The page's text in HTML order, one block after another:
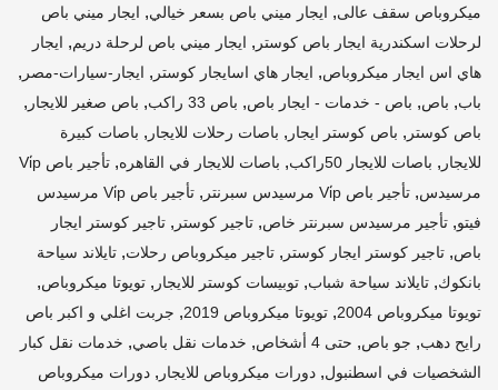
ميكروباص سقف عالى, ايجار ميني باص بسعر خيالي, ايجار ميني باص
لرحلات اسكندرية ايجار باص كوستر , ايجار ميني باص لرحلة دريم, ايجار
هاي اس ايجار ميكروباص, ايجار هاي اسايجار كوستر , ايجار-سيارات-مصر ,
باب, باص, باص - خدمات - ايجار باص, باص 33 راكب , باص صغير للايجار ,
باص كوستر , باص كوستر ايجار , باصات رحلات للايجار , باصات كبيرة
للايجار , باصات للايجار 50راكب , باصات للايجار في القاهره,
تأجير باص Vi̇p
مرسيدس, تأجير باص Vi̇p مرسيدس سبرنتر ,
تأجير باص Vi̇p مرسيدس
فيتو, تأجير مرسيدس سبرنتر خاص, تاجير كوستر , تاجير كوستر ايجار
باص, تاجير كوستر ايجار كوستر , تاجير ميكروباص رحلات, تايلاند سياحة
بانكوك, تايلاند سياحة شباب, توبيسات كوستر للايجار , تويوتا ميكروباص,
تويوتا ميكروباص 2004 , تويوتا ميكروباص 2019 , جربت اغلي و اكبر باص
رايح دهب, جو باص, حتى 4 أشخاص , خدمات نقل باصي, خدمات نقل كبار
الشخصيات في اسطنبول, دورات ميكروباص للايجار , دورات ميكروباص